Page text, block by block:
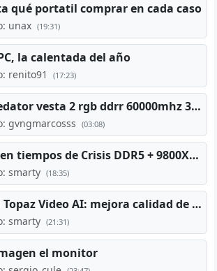
qué portatil comprar en cada caso
unax (19:31)
la calentada del año
renito91 (17:23)
acer predator vesta 2 rgb ddrr 60000mhz 32gb x2 16gb
gvngmarcosss (03:08)
PC TOP en tiempos de Crisis DDR5 + 9800X3D + RTX 5080 [2026][2400€]
smarty (18:35)
PC para Topaz Video AI: mejora calidad de vídeos viejos
smarty (21:31)
el monitor